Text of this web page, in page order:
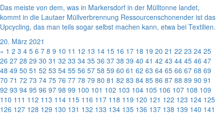
Das meiste von dem, was in Markersdorf in der Mülltonne landet,
kommt in die Lautaer Müllverbrennung Ressourcenschonender ist das
Upcycling, das man teils sogar selbst machen kann, etwa bei Textilien.
20. März 2021
« 1 2 3 4 5 6 7 8 9 10 11 12 13 14 15 16 17 18 19 20 21 22 23 24 25
26 27 28 29 30 31 32 33 34 35 36 37 38 39 40 41 42 43 44 45 46 47
48 49 50 51 52 53 54 55 56 57 58 59 60 61 62 63 64 65 66 67 68 69
70 71 72 73 74 75 76 77 78 79 80 81 82 83 84 85 86 87 88 89 90 91
92 93 94 95 96 97 98 99 100 101 102 103 104 105 106 107 108 109
110 111 112 113 114 115 116 117 118 119 120 121 122 123 124 125
126 127 128 129 130 131 132 133 134 135 136 137 138 139 140 141